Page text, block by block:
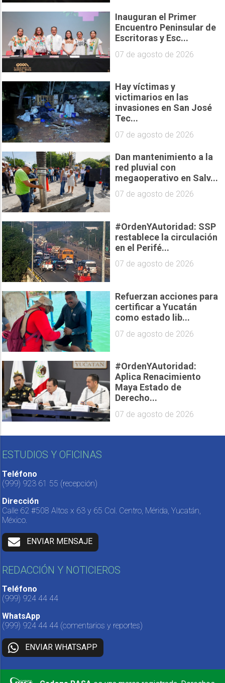
Inauguran el Primer
Encuentro Peninsular de
Escritoras y Esc...
07 de agosto de 2026
Hay víctimas y
victimarios en las
invasiones en San José
Tec...
07 de agosto de 2026
Dan mantenimiento a la
red pluvial con
megaoperativo en Salv...
07 de agosto de 2026
#OrdenYAutoridad: SSP
restablece la circulación
en el Perifé...
07 de agosto de 2026
Refuerzan acciones para
certificar a Yucatán
como estado lib...
07 de agosto de 2026
#OrdenYAutoridad:
Aplica Renacimiento
Maya Estado de
Derecho...
07 de agosto de 2026
ESTUDIOS Y OFICINAS
Teléfono
(999) 923 61 55 (recepción)
Dirección
Calle 62 #508 Altos x 63 y 65 Col. Centro, Mérida, Yucatán,
México.
ENVIAR MENSAJE
REDACCIÓN Y NOTICIEROS
Teléfono
(999) 924 44 44
WhatsApp
(999) 924 44 44 (comentarios y reportes)
ENVIAR WHATSAPP